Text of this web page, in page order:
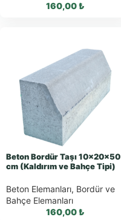
160,00₺
WhatsApp ile
Sipariş
WhatsApp Teklif
Al
Beton Bordür Taşı 10x20x50
cm (Kaldırım ve Bahçe Tipi)
Beton Elemanları, Bordür ve
Bahçe Elemanları
160,00₺